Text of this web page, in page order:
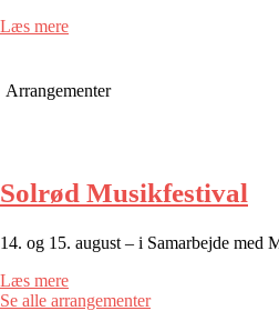
Læs mere
Arrangementer
Solrød Musikfestival
14. og 15. august – i Samarbejde med
Læs mere
Se alle arrangementer